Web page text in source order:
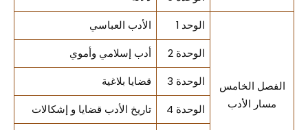
الفصل الخامس
مسار الأدب
الوحد 1 الأدب العباسي
الوحدة 2 أدب إسلامي وأموي
الوحدة 3 قضايا بلاغية
الوحدة 4 تاريخ الأدب قضايا و إشكالات